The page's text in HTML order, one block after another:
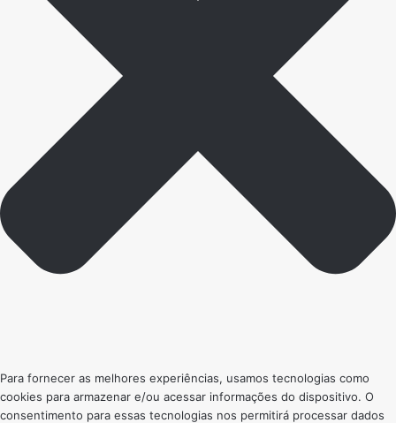
Para fornecer as melhores experiências, usamos tecnologias como
cookies para armazenar e/ou acessar informações do dispositivo. O
consentimento para essas tecnologias nos permitirá processar dados